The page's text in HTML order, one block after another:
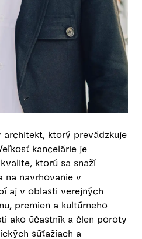
architekt, ktorý prevádzkuje
kancelárie je
ktorú sa snaží
na navrhovanie v
aj v oblasti verejných
premien a kultúrneho
ako účastník a člen poroty
súťažiach a